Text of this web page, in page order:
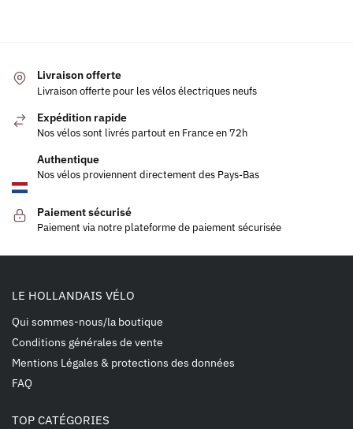
Livraison offerte
Livraison offerte pour les vélos électriques neufs
Expédition rapide
Nos vélos sont livrés partout en France en 72h
Authentique
Nos vélos proviennent directement des Pays-Bas
Paiement sécurisé
Paiement via notre plateforme de paiement sécurisée
LE HOLLANDAIS VÉLO
Qui sommes-nous/la boutique
Conditions générales de vente
Mentions Légales & protections des données
FAQ
TOP CATÉGORIES